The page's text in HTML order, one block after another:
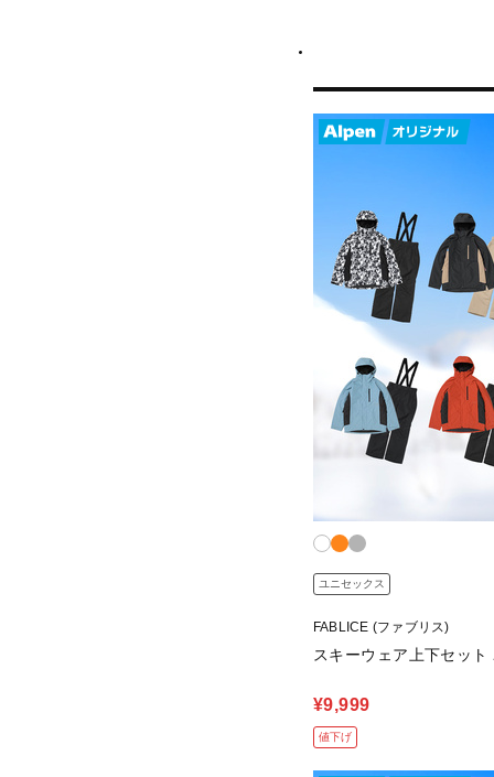
ユニセックス
FABLICE (ファブリス)
スキーウェア上下セッ
¥9,999
値下げ